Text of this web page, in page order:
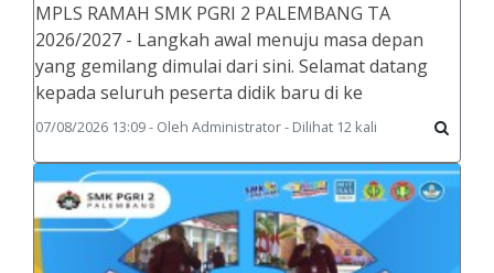
MPLS RAMAH SMK PGRI 2 PALEMBANG TA
2026/2027 - Langkah awal menuju masa depan
yang gemilang dimulai dari sini. Selamat datang
kepada seluruh peserta didik baru di ke
07/08/2026 13:09 - Oleh Administrator - Dilihat 12 kali